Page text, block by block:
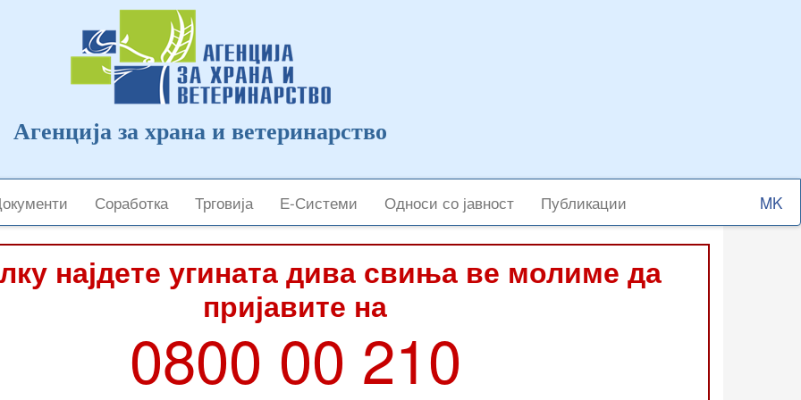
Агенција за храна и ветеринарство
Соработка Трговија Е-Системи Односи со јавност Публикации
Select
your
најдете угината дива свиња ве молиме да
пријавите на
0800 00 210